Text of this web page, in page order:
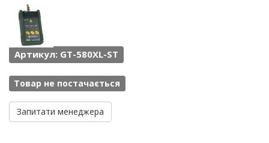
Артикул: GT-580XL-ST
Товар не постачається
Запитати менеджера